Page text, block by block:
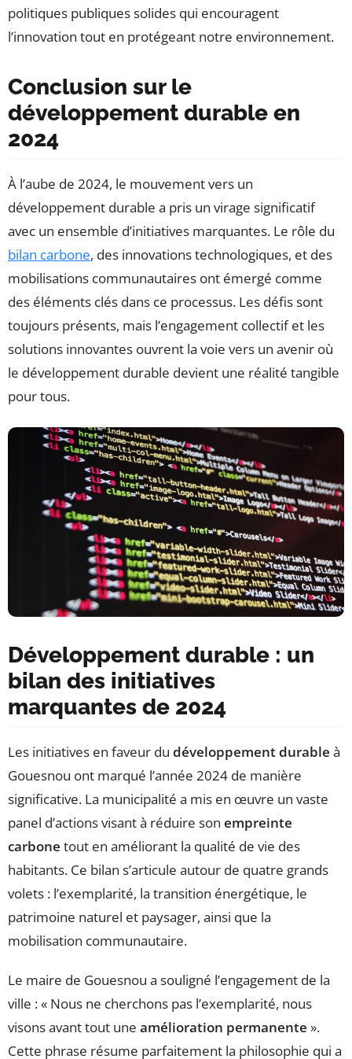
politiques publiques solides qui encouragent
l’innovation tout en protégeant notre environnement.
Conclusion sur le
développement durable en
2024
À l’aube de 2024, le mouvement vers un
développement durable a pris un virage significatif
avec un ensemble d’initiatives marquantes. Le rôle du
bilan carbone, des innovations technologiques, et des
mobilisations communautaires ont émergé comme
des éléments clés dans ce processus. Les défis sont
toujours présents, mais l’engagement collectif et les
solutions innovantes ouvrent la voie vers un avenir où
le développement durable devient une réalité tangible
pour tous.
Développement durable : un
bilan des initiatives
marquantes de 2024
Les initiatives en faveur du développement durable à
Gouesnou ont marqué l’année 2024 de manière
significative. La municipalité a mis en œuvre un vaste
panel d’actions visant à réduire son empreinte
carbone tout en améliorant la qualité de vie des
habitants. Ce bilan s’articule autour de quatre grands
volets : l’exemplarité, la transition énergétique, le
patrimoine naturel et paysager, ainsi que la
mobilisation communautaire.
Le maire de Gouesnou a souligné l’engagement de la
ville : « Nous ne cherchons pas l’exemplarité, nous
visons avant tout une amélioration permanente ».
Cette phrase résume parfaitement la philosophie qui a